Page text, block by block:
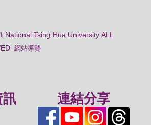
National Tsing Hua University ALL
網站導覽
訊 連結分享